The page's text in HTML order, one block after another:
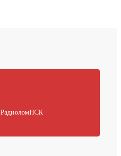
РадиоломНСК